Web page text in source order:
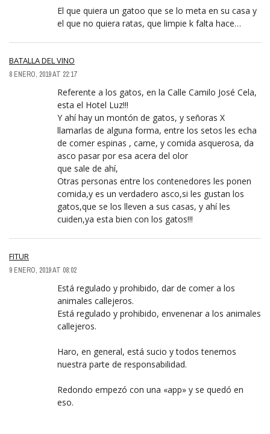
El que quiera un gatoo que se lo meta en su casa y
el que no quiera ratas, que limpie k falta hace…
BATALLA DEL VINO
8 ENERO, 2019 AT 22:17
Referente a los gatos, en la Calle Camilo José Cela,
esta el Hotel Luz!!!
Y ahí hay un montón de gatos, y señoras X
llamarlas de alguna forma, entre los setos les echa
de comer espinas , carne, y comida asquerosa, da
asco pasar por esa acera del olor
que sale de ahí,
Otras personas entre los contenedores les ponen
comida,y es un verdadero asco,si les gustan los
gatos,que se los lleven a sus casas, y ahí les
cuiden,ya esta bien con los gatos!!!
FITUR
9 ENERO, 2019 AT 08:02
Está regulado y prohibido, dar de comer a los
animales callejeros.
Está regulado y prohibido, envenenar a los animales
callejeros.
Haro, en general, está sucio y todos tenemos
nuestra parte de responsabilidad.
Redondo empezó con una «app» y se quedó en
eso.